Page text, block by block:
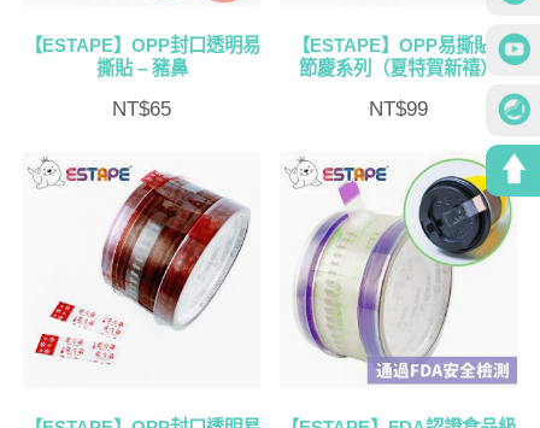
【ESTAPE】OPP封口透明易
撕貼 – 豬鼻
NT$65
【ESTAPE】OPP易撕貼 –
節慶系列（夏特賀新禧）
NT$99